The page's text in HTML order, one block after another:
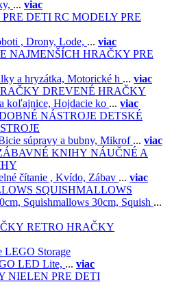
... viac
RC MODELY PRE
, Drony, Lode, ... viac
HRAČKY PRE
a hryzátka, Motorické h ... viac
DREVENÉ HRAČKY
koľajnice, Hojdacie ko ... viac
DETSKÉ
súpravy a bubny, Mikrof ... viac
NÁUČNÉ A
čítanie , Kvído, Zábav ... viac
SQUISHMALLOWS
Squishmallows 30cm, Squish ...
RETRO HRAČKY
LEGO Storage
LED Lite, ... viac